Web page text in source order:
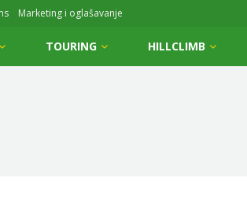
Marketing i oglašavanje
TOURING HILLCLIMB